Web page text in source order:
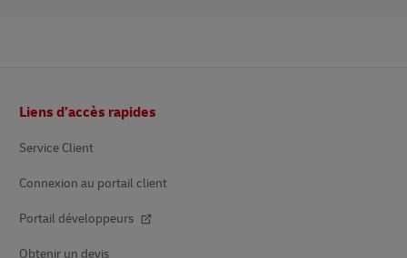
de
Liens d’accès rapides
Service Client
Connexion au portail client
Portail développeurs
Obtenir un devis